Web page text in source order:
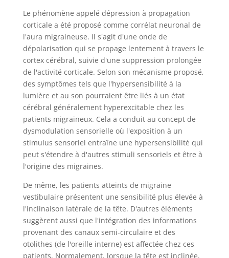
Le phénomène appelé dépression à propagation
corticale a été proposé comme corrélat neuronal de
l'aura migraineuse. Il s'agit d'une onde de
dépolarisation qui se propage lentement à travers le
cortex cérébral, suivie d'une suppression prolongée
de l'activité corticale. Selon son mécanisme proposé,
des symptômes tels que l'hypersensibilité à la
lumière et au son pourraient être liés à un état
cérébral généralement hyperexcitable chez les
patients migraineux. Cela a conduit au concept de
dysmodulation sensorielle où l'exposition à un
stimulus sensoriel entraîne une hypersensibilité qui
peut s'étendre à d'autres stimuli sensoriels et être à
l'origine des migraines.
De même, les patients atteints de migraine
vestibulaire présentent une sensibilité plus élevée à
l'inclinaison latérale de la tête. D'autres éléments
suggèrent aussi que l'intégration des informations
provenant des canaux semi-circulaire et des
otolithes (de l'oreille interne) est affectée chez ces
patients. Normalement, lorsque la tête est inclinée,